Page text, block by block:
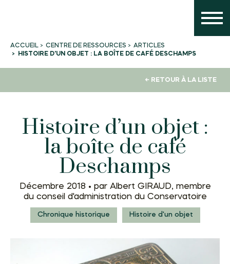
ACCUEIL CENTRE DE RESSOURCES
ARTICLES
HISTOIRE D'UN OBJET : LA BOÎTE DE CAFÉ DESCHAMPS
← RETOUR À LA LISTE
Histoire d’un objet :
la boîte de café
Deschamps
Décembre 2018 • par Albert GIRAUD, membre
du conseil d'administration du Conservatoire
Chronique historique Histoire d'un objet